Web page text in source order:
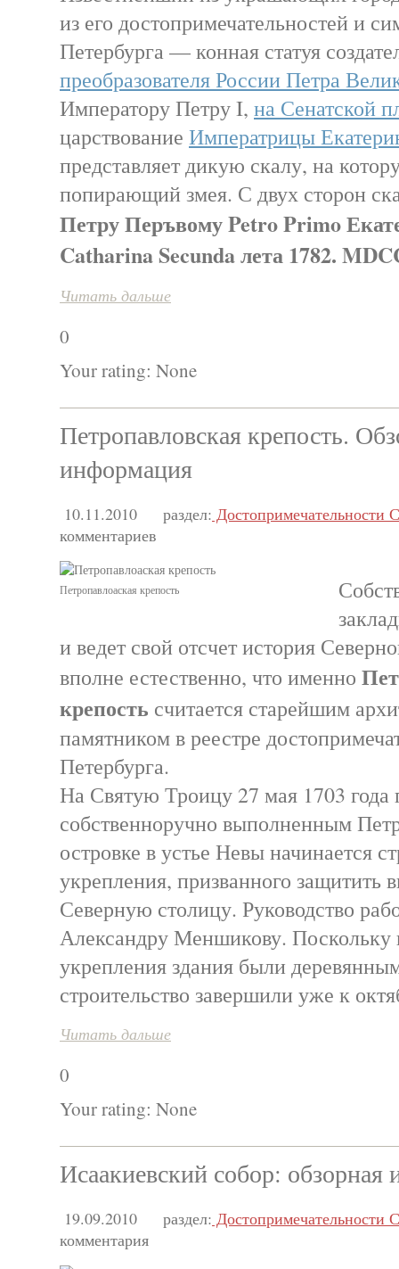
из его достопримечательностей и
Петербурга — конная статуя
преобразователя России Петра
Императору Петру I, на Сенатской
царствование Императрицы
представляет дикую скалу, на
попирающий змея. С двух сторон
Петру Перъвому Petro Primo
Catharina Secunda лета 1782.
Читать дальше
0
Your rating: None
Петропавловская крепость.
информация
10.11.2010 раздел: Достопримечательности
комментариев
Петропавлоаская крепость
и ведет свой отсчет история
вполне естественно, что именно
крепость считается старейшим
памятником в реестре
Петербурга.
На Святую Троицу 27 мая 1703 года
собственноручно выполненным
островке в устье Невы начинается
укрепления, призванного защитить
Северную столицу. Руководство
Александру Меншикову. Поскольку
укрепления здания были
строительство завершили уже к
Читать дальше
0
Your rating: None
Исаакиевский собор:
19.09.2010 раздел: Достопримечательности
комментария